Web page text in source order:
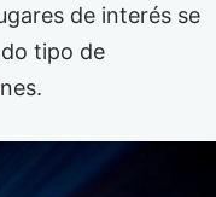
de interés se
tipo de